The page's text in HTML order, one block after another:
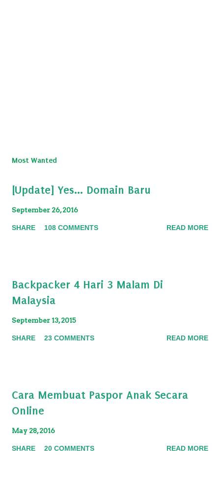
Most Wanted
[Update] Yes... Domain Baru
September 26, 2016
SHARE 108 COMMENTS READ MORE
Backpacker 4 Hari 3 Malam Di
Malaysia
September 13, 2015
SHARE 23 COMMENTS READ MORE
Cara Membuat Paspor Anak Secara
Online
May 28, 2016
SHARE 20 COMMENTS READ MORE